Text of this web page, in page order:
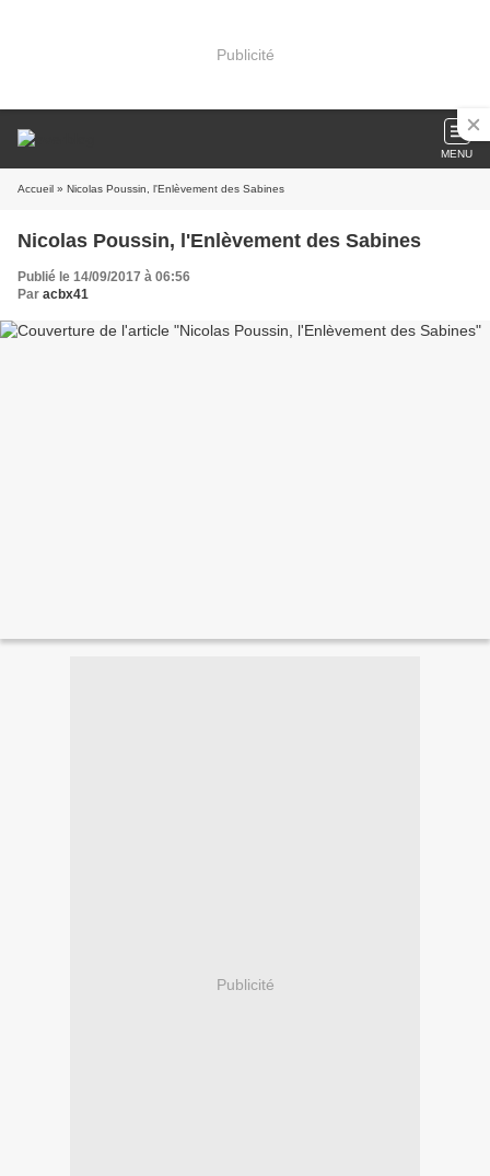
Publicité
MENU
Accueil » Nicolas Poussin, l'Enlèvement des Sabines
Nicolas Poussin, l'Enlèvement des Sabines
Publié le 14/09/2017 à 06:56
Par acbx41
Publicité